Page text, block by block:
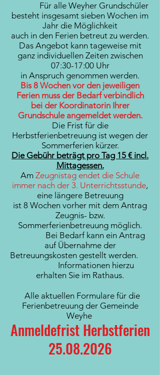
Für alle Weyher Grundschüler
besteht insgesamt sieben Wochen im
Jahr die Möglichkeit
auch in den Ferien betreut zu werden.
Das Angebot kann tageweise mit
ganz individuellen Zeiten zwischen
07:30-17:00 Uhr
in Anspruch genommen werden.
Bis 8 Wochen vor den jeweiligen
Ferien muss der Bedarf verbindlich
bei der Koordinatorin Ihrer
Grundschule angemeldet werden.
Die Frist für die
Herbstferienbetreuung ist wegen der
Sommerferien kürzer.
Die Gebühr beträgt pro Tag 15 € incl.
Mittagessen.
Am Zeugnistag endet die Schule
immer nach der 3. Unterrichtsstunde,
eine längere Betreuung
ist 8 Wochen vorher mit dem Antrag
Zeugnis- bzw.
Sommerferienbetreuung möglich.
Bei Bedarf kann ein Antrag
auf Übernahme der
Betreuungskosten gestellt werden.
Informationen hierzu
erhalten Sie im Rathaus.
Alle aktuellen Formulare für die
Ferienbetreuung der Gemeinde
Weyhe
​​Anmeldefrist Herbstferien
25.08.2026